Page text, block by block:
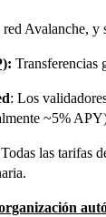
Avalanche, y
: Transferencias
: Los
~5%
las tarifas